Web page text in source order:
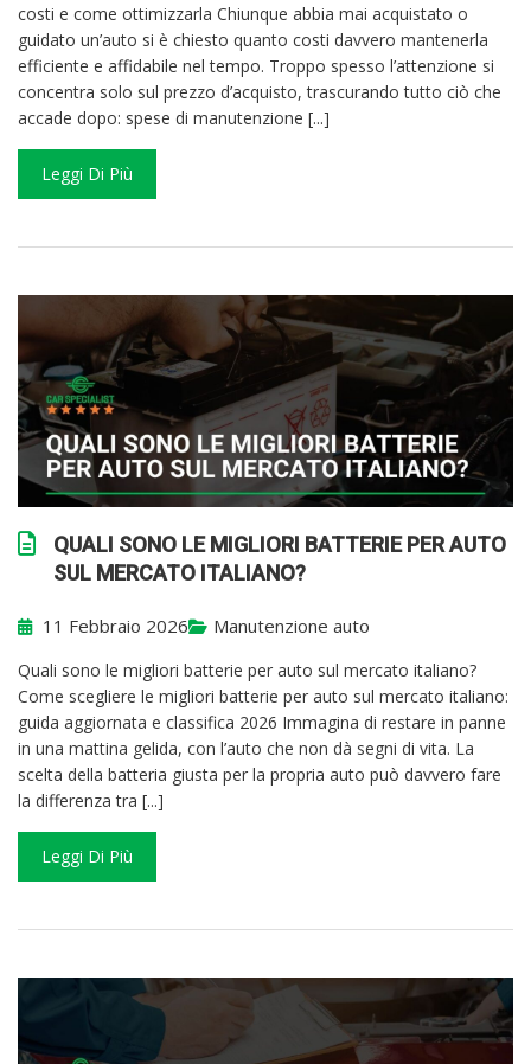
costi e come ottimizzarla Chiunque abbia mai acquistato o
guidato un’auto si è chiesto quanto costi davvero mantenerla
efficiente e affidabile nel tempo. Troppo spesso l’attenzione si
concentra solo sul prezzo d’acquisto, trascurando tutto ciò che
accade dopo: spese di manutenzione [...]
Leggi Di Più
QUALI SONO LE MIGLIORI BATTERIE PER AUTO
SUL MERCATO ITALIANO?
11 Febbraio 2026 Manutenzione auto
Quali sono le migliori batterie per auto sul mercato italiano?
Come scegliere le migliori batterie per auto sul mercato italiano:
guida aggiornata e classifica 2026 Immagina di restare in panne
in una mattina gelida, con l’auto che non dà segni di vita. La
scelta della batteria giusta per la propria auto può davvero fare
la differenza tra [...]
Leggi Di Più